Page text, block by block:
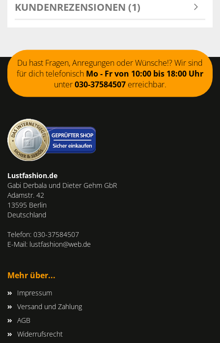
KUNDENREZENSIONEN (1)
Du hast Fragen, Anregungen oder Wünsche!? Wir sind
für dich telefonisch Mo - Fr von 10:00 bis 18:00 Uhr
unter030-37584507erreichbar.
Lustfashion.de
Gabi Derbala und Dieter Gehm GbR
Adamstr. 42
13595 Berlin
Deutschland
Telefon: 030-37584507
E-Mail: lustfashion@web.de
Mehr über...
Impressum
Versand und Zahlung
AGB
Widerrufsrecht